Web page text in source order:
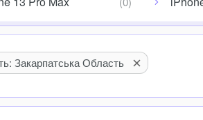
Закарпатська Область